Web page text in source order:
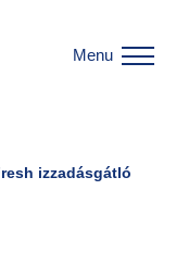
Menu
izzadásgátló